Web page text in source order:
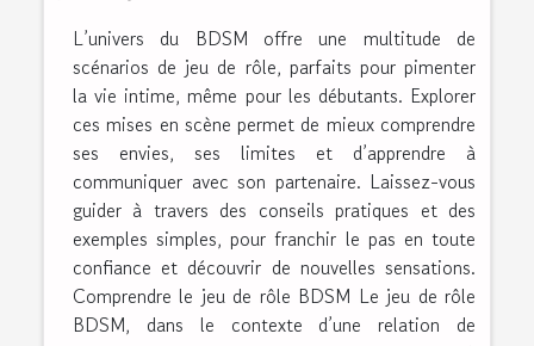
L’univers du BDSM offre une multitude de
scénarios de jeu de rôle, parfaits pour pimenter
la vie intime, même pour les débutants. Explorer
ces mises en scène permet de mieux comprendre
ses envies, ses limites et d’apprendre à
communiquer avec son partenaire. Laissez-vous
guider à travers des conseils pratiques et des
exemples simples, pour franchir le pas en toute
confiance et découvrir de nouvelles sensations.
Comprendre le jeu de rôle BDSM Le jeu de rôle
BDSM, dans le contexte d’une relation de